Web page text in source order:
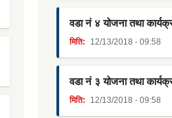
वडा नं ४ योजना तथा
मिति: 12/13/2018 - 09:58
वडा नं ३ योजना तथा
मिति: 12/13/2018 - 09:58